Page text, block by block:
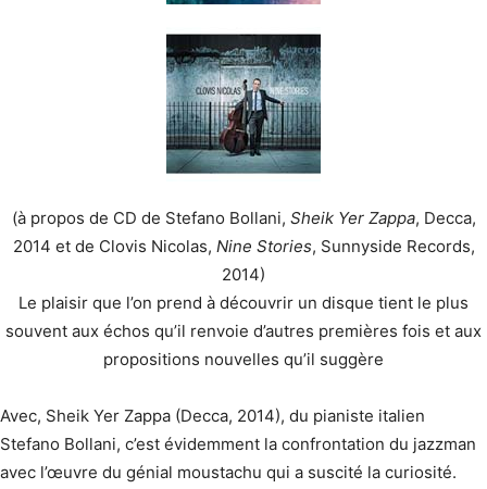
(à propos de CD de Stefano Bollani, Sheik Yer Zappa, Decca,
2014 et de Clovis Nicolas, Nine Stories, Sunnyside Records,
2014)
Le plaisir que l’on prend à découvrir un disque tient le plus
souvent aux échos qu’il renvoie d’autres premières fois et aux
propositions nouvelles qu’il suggère
Avec, Sheik Yer Zappa (Decca, 2014), du pianiste italien
Stefano Bollani, c’est évidemment la confrontation du jazzman
avec l’œuvre du génial moustachu qui a suscité la curiosité.